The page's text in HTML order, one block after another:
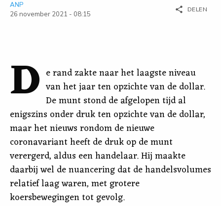
ANP
26 november 2021 - 08:15
share DELEN
D e rand zakte naar het laagste niveau
van het jaar ten opzichte van de dollar.
De munt stond de afgelopen tijd al
enigszins onder druk ten opzichte van de dollar,
maar het nieuws rondom de nieuwe
coronavariant heeft de druk op de munt
verergerd, aldus een handelaar. Hij maakte
daarbij wel de nuancering dat de handelsvolumes
relatief laag waren, met grotere
koersbewegingen tot gevolg.